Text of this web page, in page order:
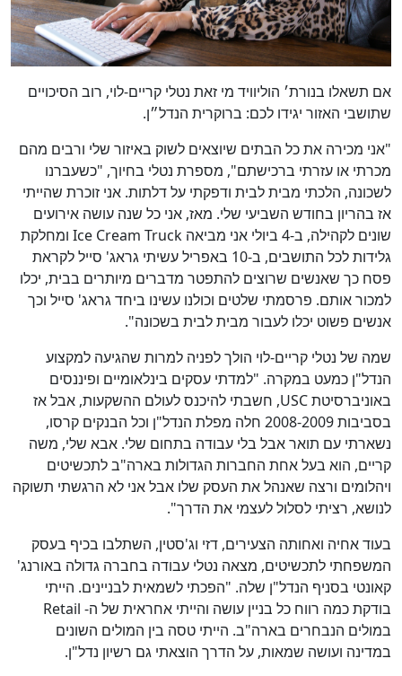
אם תשאלו בנורת׳ הוליוויד מי זאת נטלי קריים-לוי, רוב הסיכויים
שתושבי האזור יגידו לכם: ברוקרית הנדל״ן.
"אני מכירה את כל הבתים שיוצאים לשוק באיזור שלי ורבים מהם
מכרתי או עזרתי ברכישתם", מספרת נטלי בחיוך, "כשעברנו
לשכונה, הלכתי מבית לבית ודפקתי על דלתות. אני זוכרת שהייתי
אז בהריון בחודש השביעי שלי. מאז, אני כל שנה עושה אירועים
שונים לקהילה, ב-4 ביולי אני מביאה Ice Cream Truck ומחלקת
גלידות לכל התושבים, ב-10 באפריל עשיתי גראג' סייל לקראת
פסח כך שאנשים שרוצים להתפטר מדברים מיותרים בבית, יכלו
למכור אותם. פרסמתי שלטים וכולנו עשינו ביחד גראג' סייל וכך
אנשים פשוט יכלו לעבור מבית לבית בשכונה".
שמה של נטלי קריים-לוי הולך לפניה למרות שהגיעה למקצוע
הנדל"ן כמעט במקרה. "למדתי עסקים בינלאומיים ופיננסים
באוניברסיטת USC, חשבתי להיכנס לעולם ההשקעות, אבל אז
בסביבות 2008-2009 חלה מפלת הנדל"ן וכל הבנקים קרסו,
נשארתי עם תואר אבל בלי עבודה בתחום שלי. אבא שלי, משה
קריים, הוא בעל אחת החברות הגדולות בארה"ב לתכשיטים
ויהלומים ורצה שאנהל את העסק שלו אבל אני לא הרגשתי תשוקה
לנושא, רציתי לסלול לעצמי את הדרך".
בעוד אחיה ואחותה הצעירים, דזי וג'סטין, השתלבו בכיף בעסק
המשפחתי לתכשיטים, מצאה נטלי עבודה בחברה גדולה באורנג'
קאונטי בסניף הנדל"ן שלה. "הפכתי לשמאית לבניינים. הייתי
בודקת כמה רווח כל בניין עושה והייתי אחראית של ה- Retail
במולים הנבחרים בארה"ב. הייתי טסה בין המולים השונים
במדינה ועושה שמאות, על הדרך הוצאתי גם רשיון נדל"ן.